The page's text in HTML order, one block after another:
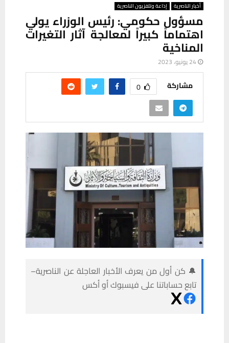
أخبار الناصرية إذاعة وتلفزيون الناصرية
مسؤول حكومي: رئيس الوزراء يولي
اهتماماً كبيراً لمعالجة آثار التغيرات
المناخية
24 يونيو، 2023
مشاركة 0
🔔 كن أول من يعرف الأخبار العاجلة عن الناصرية–
تابع حساباتنا على فيسبوك أو أكس